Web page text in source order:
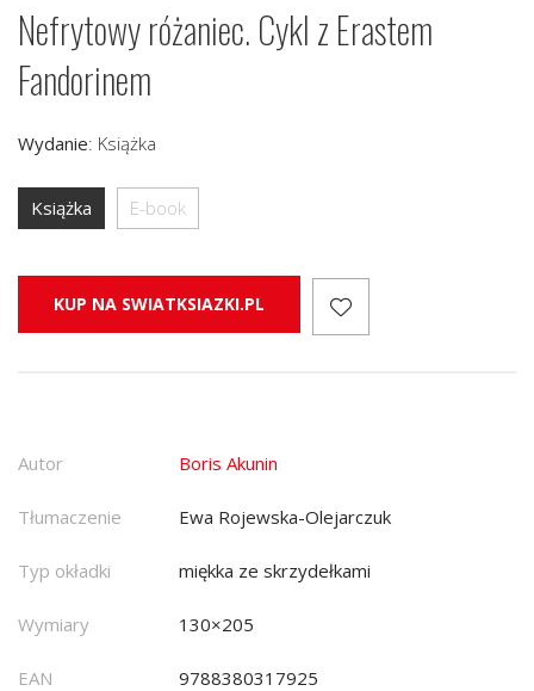
Nefrytowy różaniec. Cykl z Erastem
Fandorinem
Wydanie: Książka
Książka E-book
KUP NA SWIATKSIAZKI.PL
Autor Boris Akunin
Tłumaczenie Ewa Rojewska-Olejarczuk
Typ okładki miękka ze skrzydełkami
Wymiary 130×205
EAN 9788380317925